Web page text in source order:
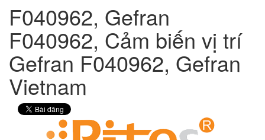
F040962, Gefran
F040962, Cảm biến vị trí
Gefran F040962, Gefran
Vietnam